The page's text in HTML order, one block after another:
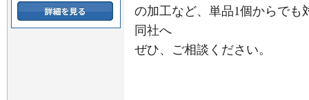
の加工など、単品1個からでも
同社へ
ぜひ、ご相談ください。